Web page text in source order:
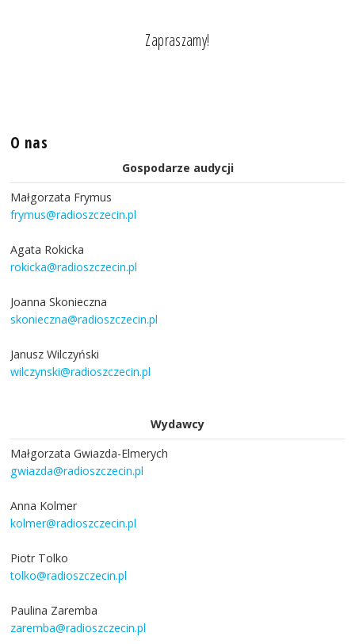
Zapraszamy!
O nas
Gospodarze audycji
Małgorzata Frymus
frymus@radioszczecin.pl
Agata Rokicka
rokicka@radioszczecin.pl
Joanna Skonieczna
skonieczna@radioszczecin.pl
Janusz Wilczyński
wilczynski@radioszczecin.pl
Wydawcy
Małgorzata Gwiazda-Elmerych
gwiazda@radioszczecin.pl
Anna Kolmer
kolmer@radioszczecin.pl
Piotr Tolko
tolko@radioszczecin.pl
Paulina Zaremba
zaremba@radioszczecin.pl